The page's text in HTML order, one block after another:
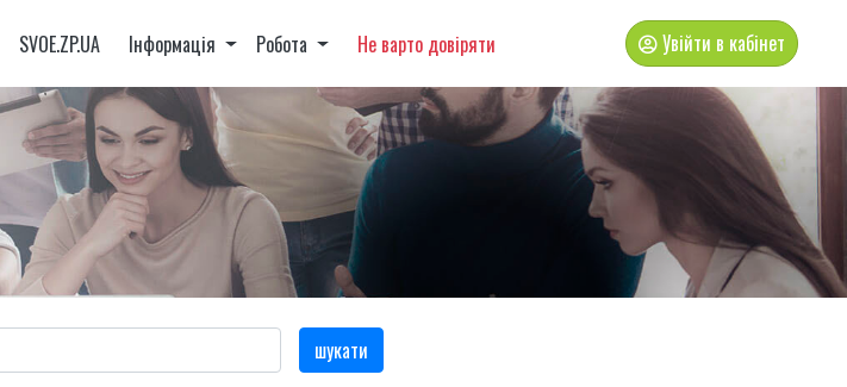
SVOE.ZP.UA Інформація Робота Не варто довіряти Увійти в кабінет
шукати